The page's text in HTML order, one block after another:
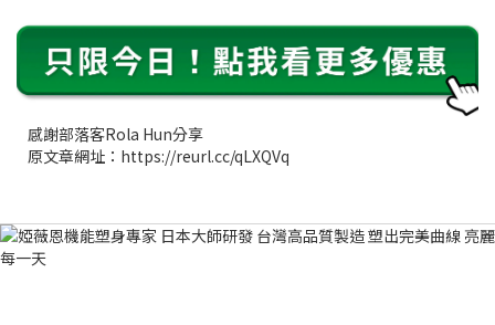
感謝部落客Rola Hun分享
原文章網址：https://reurl.cc/qLXQVq